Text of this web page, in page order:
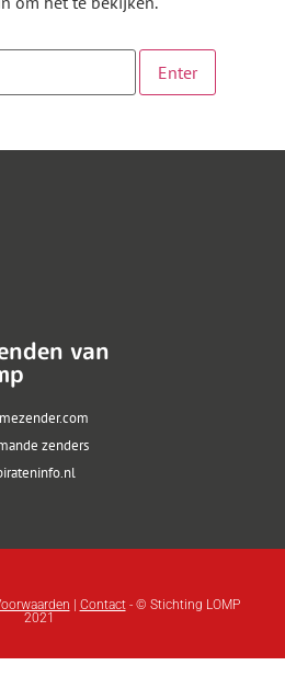
van
zenders
| Contact- © Stichting LOMP
2021